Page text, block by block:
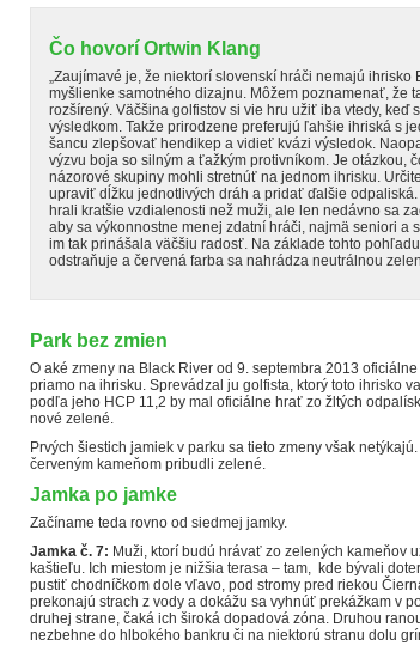
Čo hovorí Ortwin Klang
„Zaujímavé je, že niektorí slovenskí hráči nemajú ihrisko
myšlienke samotného dizajnu. Môžem poznamenať, že
rozšírený. Väčšina golfistov si vie hru užiť iba vtedy, keď
výsledkom. Takže prirodzene preferujú ľahšie ihriská s
šancu zlepšovať hendikep a vidieť kvázi výsledok.
výzvu boja so silným a ťažkým protivníkom. Je otázkou,
názorové skupiny mohli stretnúť na jednom ihrisku.
upraviť dĺžku jednotlivých dráh a pridať ďalšie
hrali kratšie vzdialenosti než muži, ale len nedávno sa
aby sa výkonnostne menej zdatní hráči, najmä seniori a
im tak prinášala väčšiu radosť. Na základe tohto
odstraňuje a červená farba sa nahrádza neutrálnou
Park bez zmien
O aké zmeny na Black River od 9. septembra 2013
priamo na ihrisku. Sprevádzal ju golfista, ktorý toto ihrisko
podľa jeho HCP 11,2 by mal oficiálne hrať zo žltých
nové zelené.
Prvých šiestich jamiek v parku sa tieto zmeny však
červeným kameňom pribudli zelené.
Jamka po jamke
Začíname teda rovno od siedmej jamky.
Jamka č. 7: Muži, ktorí budú hrávať zo zelených kameňov
kaštieľu. Ich miestom je nižšia terasa – tam, kde bývali
pustiť chodníčkom dole vľavo, pod stromy pred riekou
prekonajú strach z vody a dokážu sa vyhnúť prekážkam v
druhej strane, čaká ich široká dopadová zóna. Druhou
nezbehne do hlbokého bankru či na niektorú stranu dolu